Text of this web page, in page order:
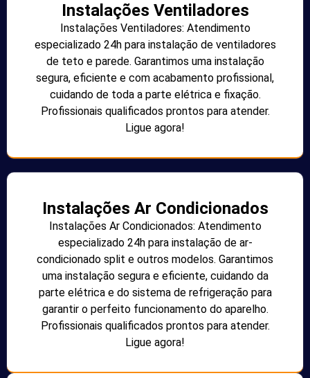
Instalações Ventiladores
Instalações Ventiladores: Atendimento
especializado 24h para instalação de ventiladores
de teto e parede. Garantimos uma instalação
segura, eficiente e com acabamento profissional,
cuidando de toda a parte elétrica e fixação.
Profissionais qualificados prontos para atender.
Ligue agora!
Instalações Ar Condicionados
Instalações Ar Condicionados: Atendimento
especializado 24h para instalação de ar-
condicionado split e outros modelos. Garantimos
uma instalação segura e eficiente, cuidando da
parte elétrica e do sistema de refrigeração para
garantir o perfeito funcionamento do aparelho.
Profissionais qualificados prontos para atender.
Ligue agora!